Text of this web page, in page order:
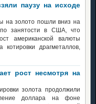
паузу на исходе
на золото пошли вниз на
занятости в США, что
американской валюты
драгметаллов,
рост несмотря на
золота продолжили
доллара на фоне